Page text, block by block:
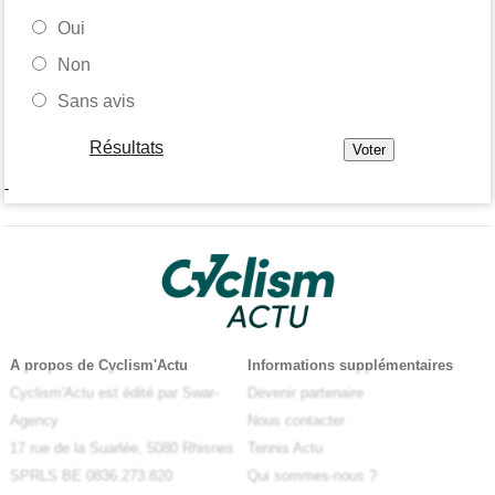
Oui
Non
Sans avis
Résultats
-
A propos de Cyclism'Actu
Cyclism'Actu est édité par Swar-
Agency
17 rue de la Suarlée, 5080 Rhisnes
SPRLS BE 0836.273.820
Informations supplémentaires
Devenir partenaire
Nous contacter
Tennis Actu
Qui sommes-nous ?